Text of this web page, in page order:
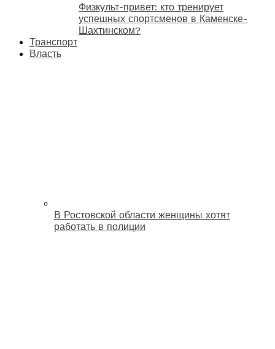
Физкульт-привет: кто тренирует
успешных спортсменов в Каменске-
Шахтинском?
Транспорт
Власть
В Ростовской области женщины хотят
работать в полиции